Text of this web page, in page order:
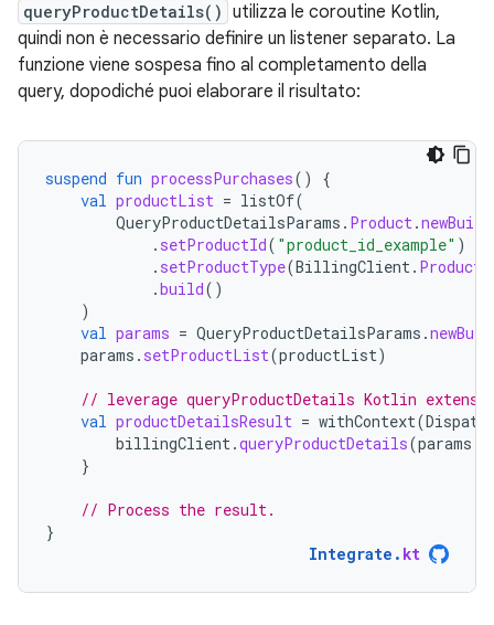
queryProductDetails() utilizza le coroutine Kotlin,
quindi non è necessario definire un listener separato. La
funzione viene sospesa fino al completamento della
query, dopodiché puoi elaborare il risultato:
suspend fun processPurchases()
{
val productList = listOf(
QueryProductDetailsParams . Product.
. setProductId( "product_id_example" )
. setProductType(BillingClient.
.build()
)
val params = QueryProductDetailsParams .
params . setProductList(productList)
// leverage queryProductDetails Kotlin
val productDetailsResult = withContext(
billingClient.queryProductDetails(params
}
// Process the result.
}
Integrate . kt